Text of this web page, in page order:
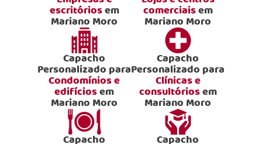
escritóriosem
Mariano Moro
comerciaisem
Mariano Moro
Capacho
Personalizado para
Condomínios e
edifíciosem
Mariano Moro
Capacho
Personalizado para
Clínicas e
consultóriosem
Mariano Moro
Capacho Capacho